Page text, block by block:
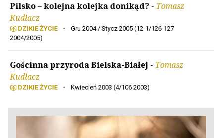
Pilsko – kolejna kolejka donikąd? - Tomasz
Kudłacz
DZIKIE ŻYCIE •
Gru 2004 / Stycz 2005 (12-1/126-127
2004/2005)
Gościnna przyroda Bielska-Białej - Tomasz
Kudłacz
DZIKIE ŻYCIE • Kwiecień 2003 (4/106 2003)